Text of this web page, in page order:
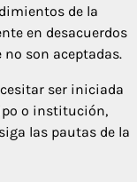
de la
en desacuerdos
son aceptadas.
ser iniciada
o institución,
las pautas de la